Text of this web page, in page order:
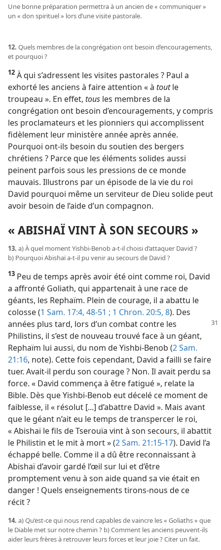
Une bonne préparation permettra à un ancien de « communiquer »
un « don spirituel » lors d’une visite pastorale.
12. Quels membres de la congrégation ont besoin d’encouragements,
et pourquoi ?
12 À qui s’adressent les visites pastorales ? Paul a
exhorté les anciens à faire attention « à toutle
troupeau ». En effet, tous les membres de la
congrégation ont besoin d’encouragements, y compris
les proclamateurs et les pionniers qui accomplissent
fidèlement leur ministère année après année.
Pourquoi ont-ils besoin du soutien des bergers
chrétiens ? Parce que les éléments solides aussi
peinent parfois sous les pressions de ce monde
mauvais. Illustrons par un épisode de la vie du roi
David pourquoi même un serviteur de Dieu solide peut
avoir besoin de l’aide d’un compagnon.
« ABISHAÏ VINT À SON SECOURS »
13. a) À quel moment Yishbi-Benob a-t-il choisi d’attaquer David ?
b) Pourquoi Abishaï a-t-il pu venir au secours de David ?
13 Peu de temps après avoir été oint comme roi, David
a affronté Goliath, qui appartenait à une race de
géants, les Rephaïm. Plein de courage, il a abattu le
colosse (1 Sam. 17:4, 48-51 ; 1 Chron. 20:5, 8). Des
années plus tard, lors d’un combat contre les
Philistins, il s’est de nouveau trouvé face à un géant,
Rephaïm lui aussi, du nom de Yishbi-Benob (2 Sam.
21:16, note). Cette fois cependant, David a failli se faire
tuer. Avait-il perdu son courage ? Non. Il avait perdu sa
force. « David commença à être fatigué », relate la
Bible. Dès que Yishbi-Benob eut décelé ce moment de
faiblesse, il « résolut [...] d’abattre David ». Mais avant
que le géant n’ait eu le temps de transpercer le roi,
« Abishaï le fils de Tserouïa vint à son secours, il abattit
le Philistin et le mit à mort » (2 Sam. 21:15-17). David l’a
échappé belle. Comme il a dû être reconnaissant à
Abishaï d’avoir gardé l’œil sur lui et d’être
promptement venu à son aide quand sa vie était en
danger ! Quels enseignements tirons-nous de ce
récit ?
14. a) Qu’est-ce qui nous rend capables de vaincre les « Goliaths » que
le Diable met sur notre chemin ? b) Comment les anciens peuvent-ils
aider leurs frères à retrouver leurs forces et leur joie ? Citer un fait.